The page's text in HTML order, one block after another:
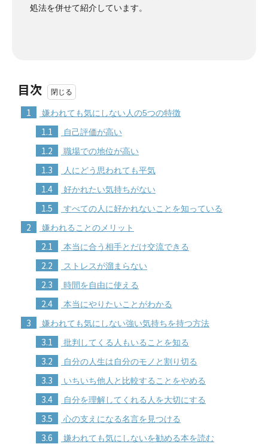
処法を併せて紹介しています。
目次
1 嫌われても気にしない人の5つの特徴
1.1 自己評価が高い
1.2 職場での地位が高い
1.3 人にどう思われても平気
1.4 好かれたい気持ちがない
1.5 すべての人に好かれないことを知っている
2 嫌われることのメリット
2.1 本当に合う相手とだけ交流できる
2.2 ストレスが溜まらない
2.3 時間を自由に使える
2.4 本当にやりたいことがわかる
3 嫌われても気にしない強い気持ちを持つ方法
3.1 批判してくる人もいることを知る
3.2 自分の人生は自分のモノと割り切る
3.3 いちいち他人と比較することをやめる
3.4 自分を理解してくれる人を大切にする
3.5 心の支えになる名言を見つける
3.6 嫌われても気にしないを勧める本を読む